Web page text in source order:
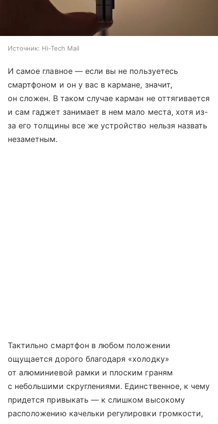
Источник: Hi-Tech Mail
И самое главное — если вы не пользуетесь
смартфоном и он у вас в кармане, значит,
он сложен. В таком случае карман не оттягивается
и сам гаджет занимает в нем мало места, хотя из-
за его толщины все же устройство нельзя назвать
незаметным.
Тактильно смартфон в любом положении
ощущается дорого благодаря «холодку»
от алюминиевой рамки и плоским граням
с небольшими скруглениями. Единственное, к чему
придется привыкать — к слишком высокому
расположению качельки регулировки громкости,